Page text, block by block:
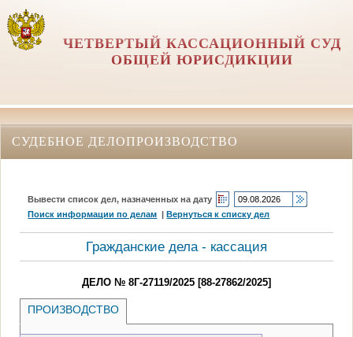
ЧЕТВЕРТЫЙ КАССАЦИОННЫЙ СУД
ОБЩЕЙ ЮРИСДИКЦИИ
СУДЕБНОЕ ДЕЛОПРОИЗВОДСТВО
Вывести список дел, назначенных на дату
Поиск информации по делам |Вернуться к списку дел
Гражданские дела - кассация
ДЕЛО № 8Г-27119/2025 [88-27862/2025]
ПРОИЗВОДСТВО